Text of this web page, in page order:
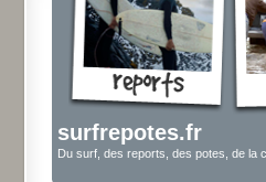
surfrepotes.fr
Du surf, des reports, des potes, de la